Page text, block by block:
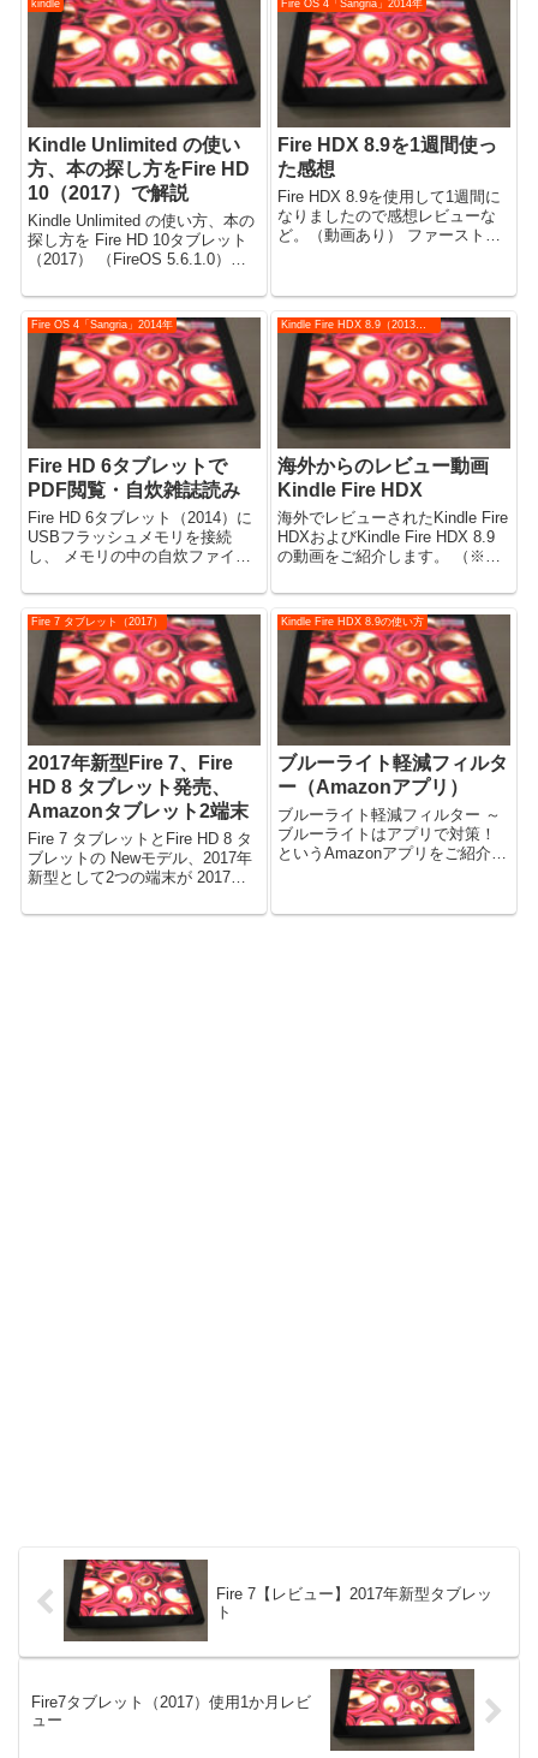
kindle
Kindle Unlimited の使い
方、本の探し方をFire HD
10（2017）で解説
Kindle Unlimited の使い方、本の
探し方を Fire HD 10タブレット
（2017） （FireOS 5.6.1.0）で
たします。 （動画あり） 主な
Fireタブレットシリーズも同じ操
作とお考えく...
Fire OS 4「Sangria」2014年
Fire HDX 8.9を1週間使っ
た感想
Fire HDX 8.9を使用して1週間に
なりましたので感想レビューな
ど。（動画あり） ファーストイ
Fire OS 4「Sangria」2014年
Fire HD 6タブレットで
PDF閲覧・自炊雑誌読み
Fire HD 6タブレット（2014）に
USBフラッシュメモリを接続
し、 メモリの中の自炊ファイル
本の読書。（動画あり）
海外からのレビュー動画
Kindle Fire HDX
海外でレビューされたKindle Fire
HDXおよびKindle Fire HDX 8.9
の動画をご紹介します。 （※注
ません2013年12月現在） ※アメ
リカ版には端末から即座にビデ
オチャットでサポートして...
Fire 7 タブレット（2017）
2017年新型Fire 7、Fire
HD 8 タブレット発売、
Amazonタブレット2端末
Fire 7 タブレットとFire HD 8 タ
ブレットの Newモデル、2017年
新型として2つの端末が 2017年5
ました。 発売予定日2017年6月7
Kindle Fire HDX 8.9の使い方
ブルーライト軽減フィルタ
ー（Amazonアプリ）
ブルーライト軽減フィルター ～
ブルーライトはアプリで対策！
というAmazonアプリをご紹介。
Fire 7【レビュー】2017年新型タブレッ
ト
Fire7タブレット（2017）使用1か月レビ
ュー